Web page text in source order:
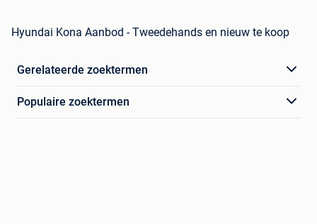
Hyundai Kona Aanbod - Tweedehands en nieuw te koop
Gerelateerde zoektermen
Populaire zoektermen